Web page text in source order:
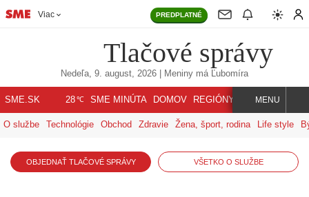
Viac PREDPLATNÉ
Tlačové správy
Nedeľa, 9. august, 2026 | Meniny má Ľubomíra
SME.SK 28℃ SME MINÚTA DOMOV REGIÓNY INDEX SVET
MENU
O službe Technológie Obchod Zdravie Žena, šport, rodina Life style
OBJEDNAŤ TLAČOVÉ SPRÁVY VŠETKO O SLUŽBE